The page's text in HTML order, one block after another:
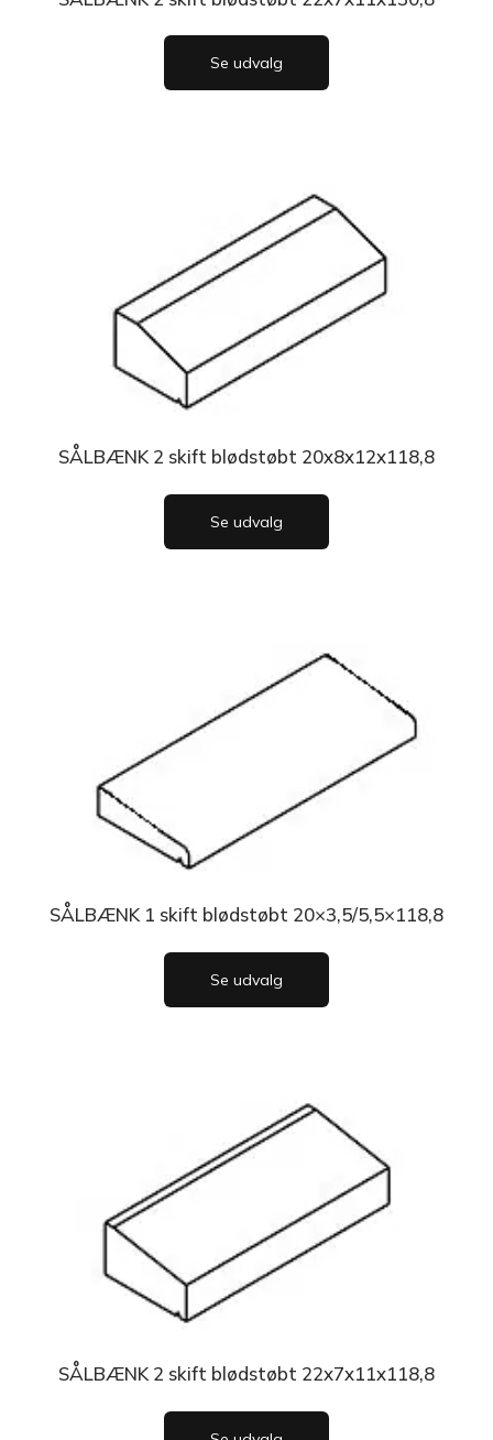
Se udvalg
SÅLBÆNK 2 skift blødstøbt 20x8x12x118,8
Se udvalg
SÅLBÆNK 1 skift blødstøbt 20×3,5/5,5×118,8
Se udvalg
SÅLBÆNK 2 skift blødstøbt 22x7x11x118,8